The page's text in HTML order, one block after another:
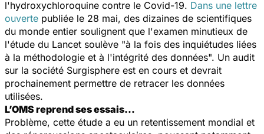
l'hydroxychloroquine contre le Covid-19. Dans une lettre
ouverte publiée le 28 mai, des dizaines de scientifiques
du monde entier soulignent que l'examen minutieux de
l'étude du Lancet soulève "à la fois des inquiétudes liées
à la méthodologie et à l'intégrité des données". Un audit
sur la société Surgisphere est en cours et devrait
prochainement permettre de retracer les données
utilisées.
L’OMS reprend ses essais…
Problème, cette étude a eu un retentissement mondial et